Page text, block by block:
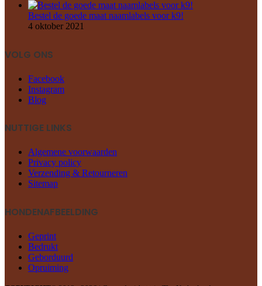
Bestel de goede maat naamlabels voor k9!
4 oktober 2021
VOLG ONS
Facebook
Instagram
Blog
NUTTIGE LINKS
Algemene voorwaarden
Privacy policy
Verzending & Retourneren
Sitemap
HONDENAFBEELDING
Geprint
Bedrukt
Geborduurd
Opruiming